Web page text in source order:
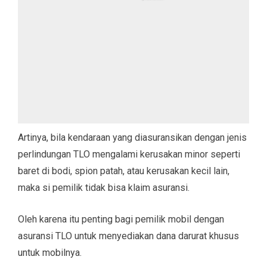
Artinya, bila kendaraan yang diasuransikan dengan jenis
perlindungan TLO mengalami kerusakan minor seperti
baret di bodi, spion patah, atau kerusakan kecil lain,
maka si pemilik tidak bisa klaim asuransi.
Oleh karena itu penting bagi pemilik mobil dengan
asuransi TLO untuk menyediakan dana darurat khusus
untuk mobilnya.